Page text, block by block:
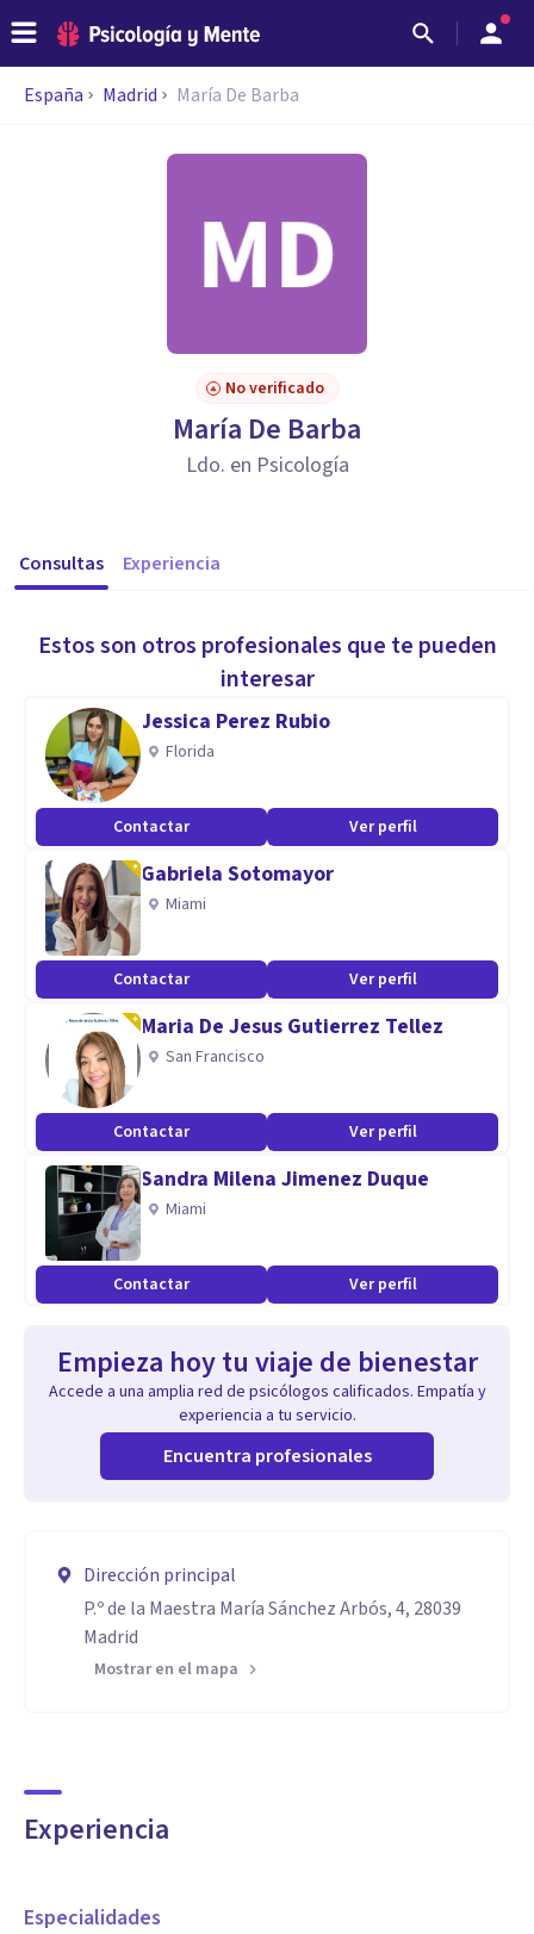
España Madrid María De Barba
No verificado
María De Barba
Ldo. en Psicología
Consultas Experiencia
Estos son otros profesionales que te pueden
interesar
Jessica Perez Rubio
Florida
Contactar Ver perfil
Gabriela Sotomayor
Miami
Contactar Ver perfil
Maria De Jesus Gutierrez Tellez
San Francisco
Contactar Ver perfil
Sandra Milena Jimenez Duque
Miami
Contactar Ver perfil
Empieza hoy tu viaje de bienestar
Accede a una amplia red de psicólogos calificados. Empatía y
experiencia a tu servicio.
Encuentra profesionales
Dirección principal
P.º de la Maestra María Sánchez Arbós, 4, 28039
Madrid
Mostrar en el mapa
Experiencia
Especialidades